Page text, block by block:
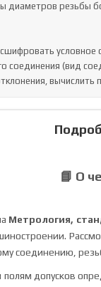
резьбы
соединения (вид
📘 О
Метрология,
соединению,
полям допусков